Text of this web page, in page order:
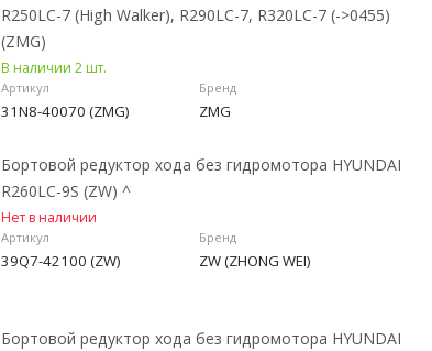
R250LC-7 (High Walker), R290LC-7, R320LC-7 (->0455)
(ZMG)
В наличии 2 шт.
Артикул
31N8-40070 (ZMG)
Бренд
ZMG
Бортовой редуктор хода без гидромотора HYUNDAI
R260LC-9S (ZW) ^
Нет в наличии
Артикул
39Q7-42100 (ZW)
Бренд
ZW (ZHONG WEI)
Бортовой редуктор хода без гидромотора HYUNDAI